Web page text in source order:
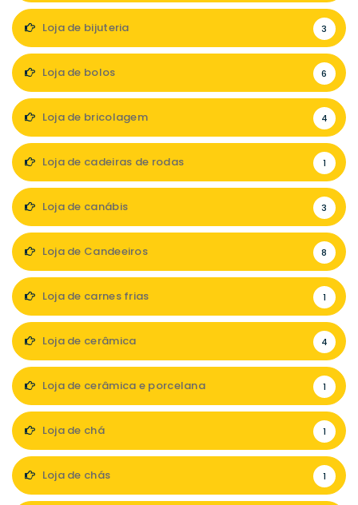
Loja de bijuteria 3
Loja de bolos 6
Loja de bricolagem 4
Loja de cadeiras de rodas 1
Loja de canábis 3
Loja de Candeeiros 8
Loja de carnes frias 1
Loja de cerâmica 4
Loja de cerâmica e porcelana 1
Loja de chá 1
Loja de chás 1